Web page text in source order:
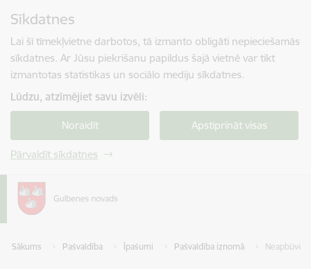
Sīkdatnes
Lai šī tīmekļvietne darbotos, tā izmanto obligāti nepieciešamās
sīkdatnes. Ar Jūsu piekrišanu papildus šajā vietnē var tikt
izmantotas statistikas un sociālo mediju sīkdatnes.
Lūdzu, atzīmējiet savu izvēli:
Noraidīt Apstiprināt visas
Pārvaldīt sīkdatnes
Sākums Pašvaldība Īpašumi Pašvaldība iznomā